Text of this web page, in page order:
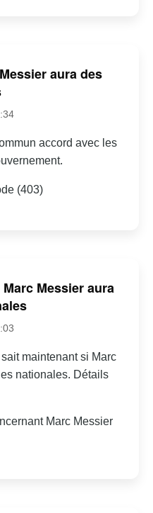
aura des
accord avec les
(403)
Messier aura
maintenant si Marc
nationales. Détails
Marc Messier